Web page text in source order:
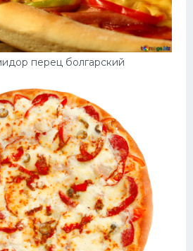
перец болгарский